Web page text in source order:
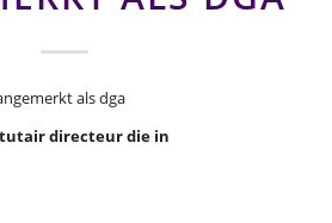
als dga
directeur die in